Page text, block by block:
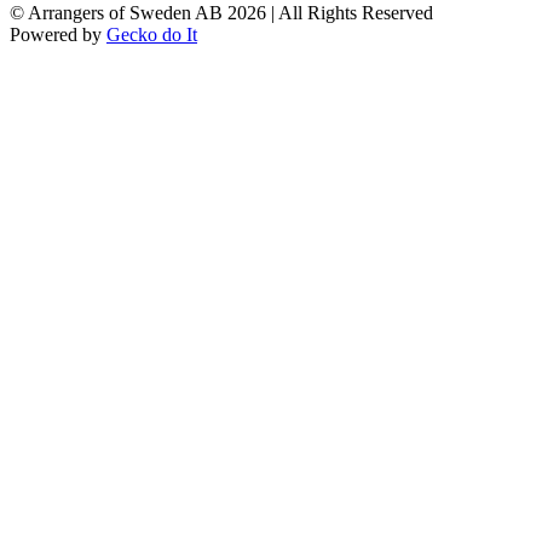
© Arrangers of Sweden AB 2026 | All Rights Reserved
Powered by Gecko do It